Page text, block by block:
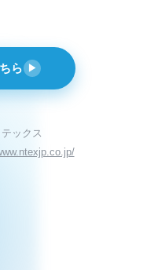
ら ▶
ックス